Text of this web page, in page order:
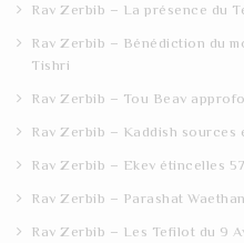
Rav Zerbib – La présence du
Rav Zerbib – Bénédiction du
Tishri
Rav Zerbib – Tou Beav
Rav Zerbib – Kaddish sources
Rav Zerbib – Ekev étincelles
Rav Zerbib – Parashat
Rav Zerbib – Les Tefilot du 9